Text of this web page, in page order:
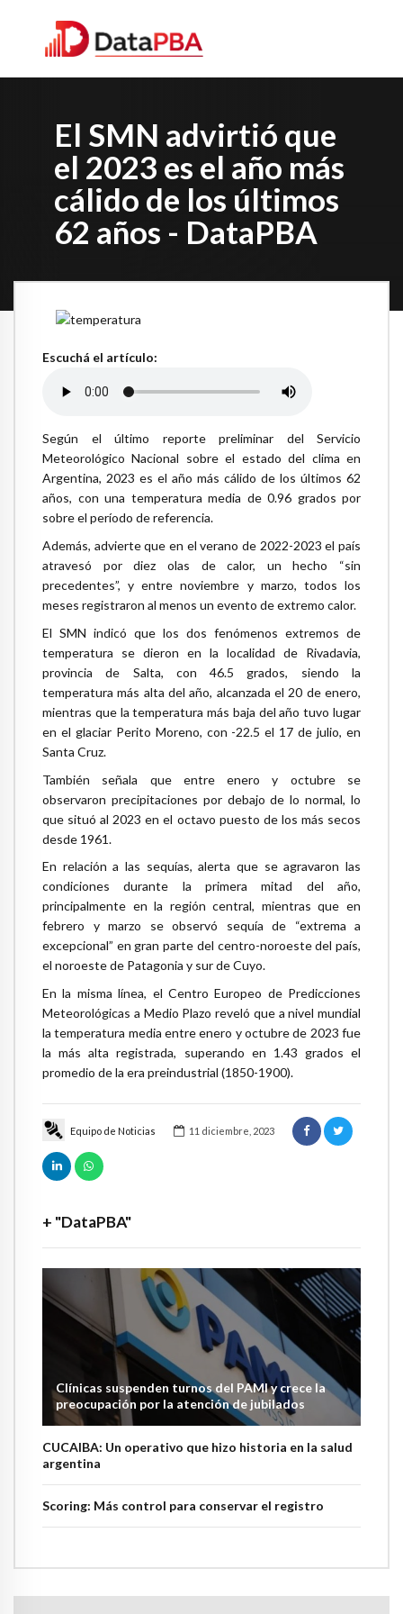
El SMN advirtió que
el 2023 es el año más
cálido de los últimos
62 años - DataPBA
Equipo de Noticias 11 diciembre, 2023
+ "DataPBA"
Clínicas suspenden turnos del PAMI y crece la
preocupación por la atención de jubilados
CUCAIBA: Un operativo que hizo historia en la salud
argentina
Scoring: Más control para conservar el registro
Escuchá el artículo:
Según el último reporte preliminar del Servicio
Meteorológico Nacional sobre el estado del clima en
Argentina, 2023 es el año más cálido de los últimos 62
años, con una temperatura media de 0.96 grados por
sobre el período de referencia.
Además, advierte que en el verano de 2022-2023 el país
atravesó por diez olas de calor, un hecho “sin
precedentes”, y entre noviembre y marzo, todos los
meses registraron al menos un evento de extremo calor.
El SMN indicó que los dos fenómenos extremos de
temperatura se dieron en la localidad de Rivadavia,
provincia de Salta, con 46.5 grados, siendo la
temperatura más alta del año, alcanzada el 20 de enero,
mientras que la temperatura más baja del año tuvo lugar
en el glaciar Perito Moreno, con -22.5 el 17 de julio, en
Santa Cruz.
También señala que entre enero y octubre se
observaron precipitaciones por debajo de lo normal, lo
que situó al 2023 en el octavo puesto de los más secos
desde 1961.
En relación a las sequías, alerta que se agravaron las
condiciones durante la primera mitad del año,
principalmente en la región central, mientras que en
febrero y marzo se observó sequía de “extrema a
excepcional” en gran parte del centro-noroeste del país,
el noroeste de Patagonia y sur de Cuyo.
En la misma línea, el Centro Europeo de Predicciones
Meteorológicas a Medio Plazo reveló que a nivel mundial
la temperatura media entre enero y octubre de 2023 fue
la más alta registrada, superando en 1.43 grados el
promedio de la era preindustrial (1850-1900).